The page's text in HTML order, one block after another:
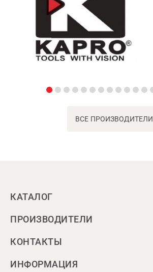
ВСЕ ПРОИЗВОДИТЕЛИ
КАТАЛОГ
ПРОИЗВОДИТЕЛИ
КОНТАКТЫ
ИНФОРМАЦИЯ